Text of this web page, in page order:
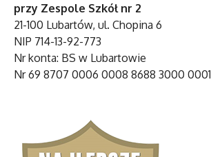
przy Zespole Szkół nr 2
21-100 Lubartów, ul. Chopina 6
NIP 714-13-92-773
Nr konta: BS w Lubartowie
Nr 69 8707 0006 0008 8688 3000 0001